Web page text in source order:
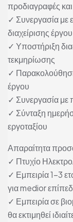
προδιαγραφές
✓ Συνεργασία με
διαχείρισης έργου
✓ Υποστήριξη
τεκμηρίωσης
✓
έργου
✓ Συνεργασία με
✓ Σύνταξη
εργοταξίου
Απαραίτητα
✓ Πτυχίο
✓ Εμπειρία 1–3
για medior
✓ Εμπειρία σε
θα εκτιμηθεί